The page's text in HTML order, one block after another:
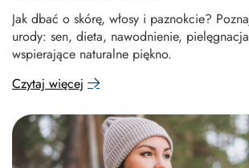
Jak dbać o skórę, włosy i paznokcie?
urody: sen, dieta, nawodnienie,
wspierające naturalne piękno.
Czytaj więcej